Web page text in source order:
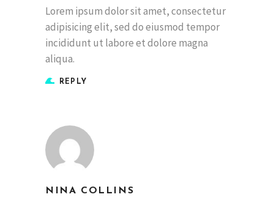
Lorem ipsum dolor sit amet, consectetur
adipisicing elit, sed do eiusmod tempor
incididunt ut labore et dolore magna
aliqua.
REPLY
NINA COLLINS